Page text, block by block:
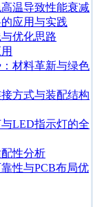
温导致性能衰减
应用与实践
优化思路
材料革新与绿色
方式与装配结构
LED指示灯的全
性分析
性与PCB布局优